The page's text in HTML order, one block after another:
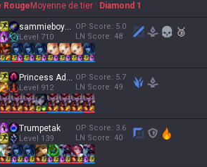
Rouge Moyenne de tier : Diamond 1
sammieboy100
Level 710
OP Score: 5.0
LN Score: 48 🥉
Princess AdCarry
Level 912
OP Score: 5.7
LN Score: 49
Trumpetak
Level 139
OP Score: 3.6
LN Score: 40